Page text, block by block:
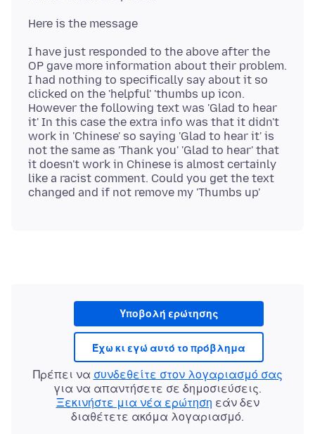
I have just responded to the above after the
OP gave more information about their problem.
I had nothing to specifically say about it so
clicked on the 'helpful' 'thumbs up icon.
However the following text was 'Glad to hear
it' In this case the extra info was that it didn't
work in 'Chinese' so saying 'Glad to hear it' is
not the same as 'Thank you' 'Glad to hear' that
it doesn't work in Chinese is almost certainly
like a racist comment. Could you get the text
changed and if not remove my 'Thumbs up'
Υποβολή ερώτησης
Έχω κι εγώ αυτό το πρόβλημα
Πρέπει να συνδεθείτε στον λογαριασμό σας
για να απαντήσετε σε δημοσιεύσεις.
Ξεκινήστε μια νέα ερώτηση εάν δεν
διαθέτετε ακόμα λογαριασμό.